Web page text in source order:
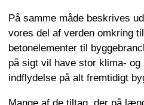
På samme måde beskrives
vores del af verden omkring
betonelementer til
på sigt vil have stor klima- og
indflydelse på alt fremtidigt